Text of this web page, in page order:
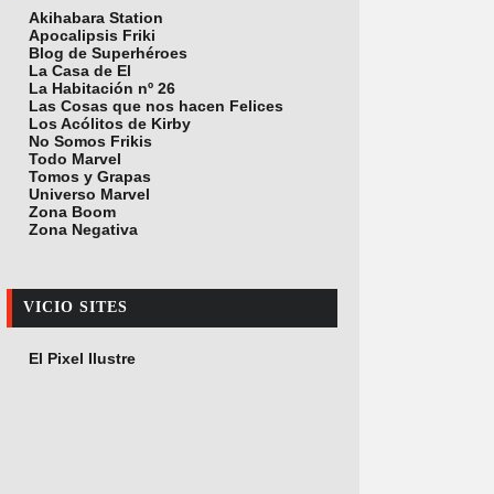
Akihabara Station
Apocalipsis Friki
Blog de Superhéroes
La Casa de El
La Habitación nº 26
Las Cosas que nos hacen Felices
Los Acólitos de Kirby
No Somos Frikis
Todo Marvel
Tomos y Grapas
Universo Marvel
Zona Boom
Zona Negativa
VICIO SITES
El Pixel Ilustre